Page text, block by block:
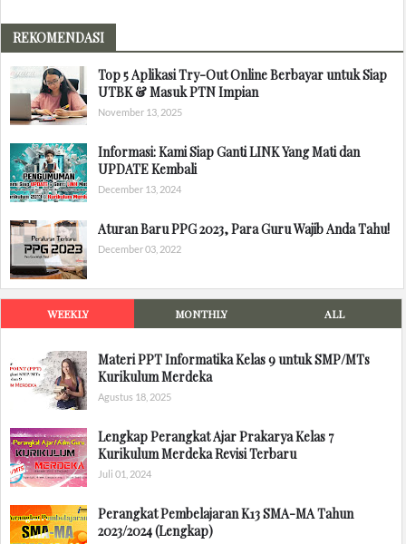
REKOMENDASI
Top 5 Aplikasi Try-Out Online Berbayar untuk Siap
UTBK & Masuk PTN Impian
November 13, 2025
Informasi: Kami Siap Ganti LINK Yang Mati dan
UPDATE Kembali
December 13, 2024
Aturan Baru PPG 2023, Para Guru Wajib Anda Tahu!
December 03, 2022
WEEKLY MONTHLY ALL
Materi PPT Informatika Kelas 9 untuk SMP/MTs
Kurikulum Merdeka
Agustus 18, 2025
Lengkap Perangkat Ajar Prakarya Kelas 7
Kurikulum Merdeka Revisi Terbaru
Juli 01, 2024
Perangkat Pembelajaran K13 SMA-MA Tahun
2023/2024 (Lengkap)